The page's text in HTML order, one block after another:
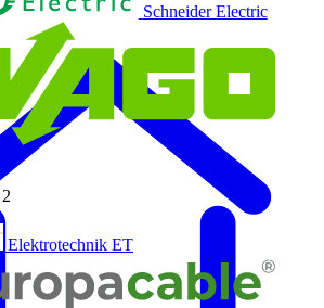
Schneider Electric
2
Elektrotechnik ET